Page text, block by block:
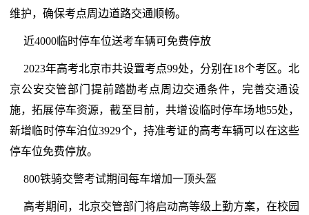
维护，确保考点周边道路交通顺畅。
近4000临时停车位送考车辆可免费停放
2023年高考北京市共设置考点99处，分别在18个考区。北
京公安交管部门提前踏勘考点周边交通条件，完善交通设
施，拓展停车资源，截至目前，共增设临时停车场地55处，
新增临时停车泊位3929个，持准考证的高考车辆可以在这些
停车位免费停放。
800铁骑交警考试期间每车增加一顶头盔
高考期间，北京交管部门将启动高等级上勤方案，在校园